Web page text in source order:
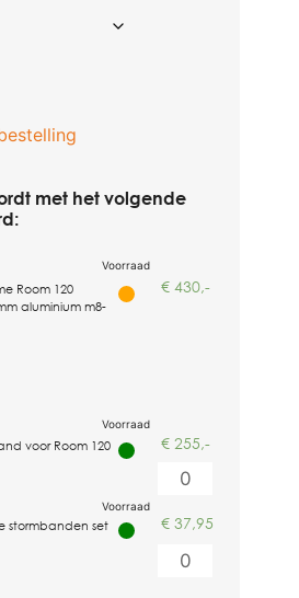
met het volgende
Room 120
aluminium m8-
€ 430,-
voor Room 120 € 255,-
stormbanden set
€ 37,95